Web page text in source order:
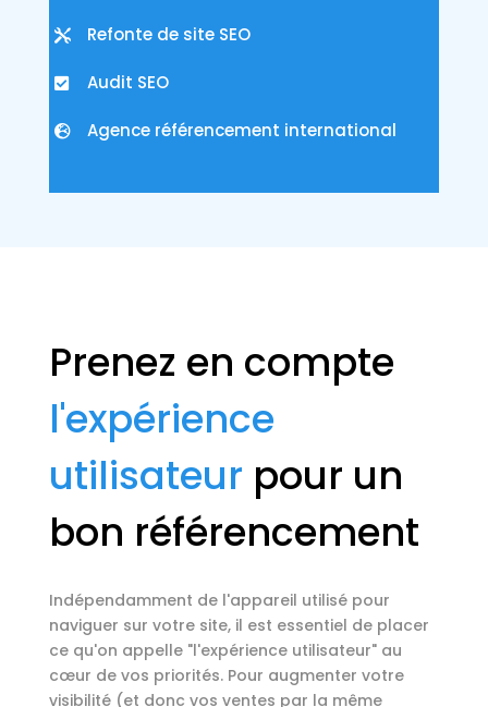
Refonte de site SEO
Audit SEO
Agence référencement international
Prenez en compte
l'expérience
utilisateur pour un
bon référencement
Indépendamment de l'appareil utilisé pour
naviguer sur votre site, il est essentiel de placer
ce qu'on appelle "l'expérience utilisateur" au
cœur de vos priorités. Pour augmenter votre
visibilité (et donc vos ventes par la même